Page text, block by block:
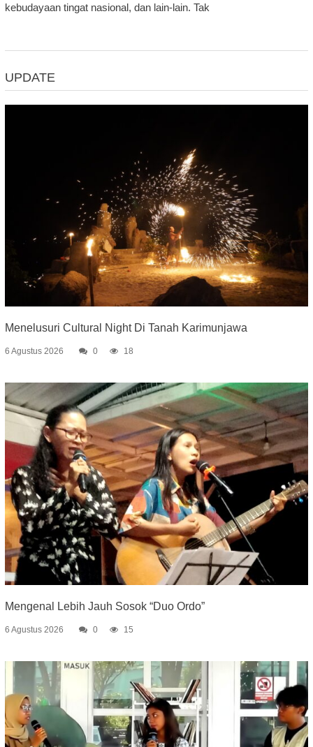
kebudayaan tingat nasional, dan lain-lain. Tak
UPDATE
Menelusuri Cultural Night Di Tanah Karimunjawa
6 Agustus 2026 0 18
Mengenal Lebih Jauh Sosok “Duo Ordo”
6 Agustus 2026 0 15